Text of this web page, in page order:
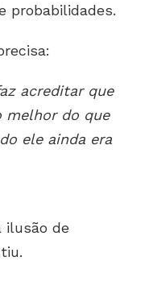
probabilidades.
acreditar que
melhor do que
ele ainda era
ilusão de